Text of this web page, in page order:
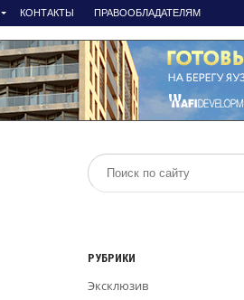
КОНТАКТЫ ПРАВООБЛАДАТЕЛЯМ
РУБРИКИ
Эксклюзив